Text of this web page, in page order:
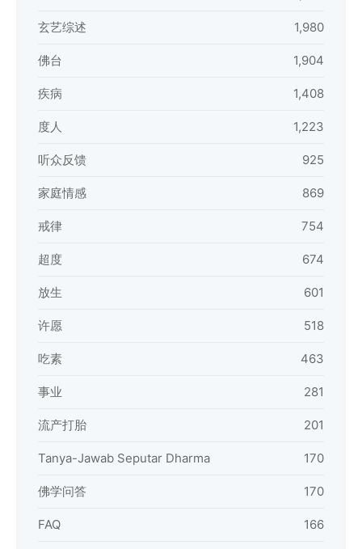
玄艺综述 1,980
佛台 1,904
疾病 1,408
度人 1,223
听众反馈 925
家庭情感 869
戒律 754
超度 674
放生 601
许愿 518
吃素 463
事业 281
流产打胎 201
Tanya-Jawab Seputar Dharma 170
佛学问答 170
FAQ 166